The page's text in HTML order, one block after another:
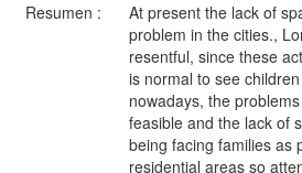
Resumen :
At present the lack of
problem in the cities.,
resentful, since these
is normal to see
nowadays, the
feasible and the lack of
being facing families as
residential areas so